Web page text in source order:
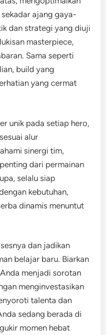
ajang gaya-
dan strategi yang diuji
masterpiece,
Sama seperti
build yang
yang cermat
unik pada setiap hero,
alur
sinergi tim,
dari permainan
selalu siap
kebutuhan,
dinamis menuntut
dan jadikan
belajar baru. Biarkan
menjadi sorotan
menginvestasikan
talenta dan
sedang berada di
momen hebat